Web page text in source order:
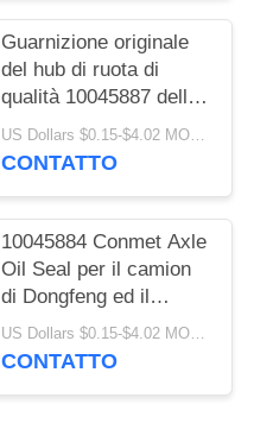
Guarnizione originale
del hub di ruota di
qualità 10045887 della
fabbrica per la
guarnizione dell'asse
US Dollars $0.15-$4.02 MOQ:20 pezzi
CONTATTO
10045884 Conmet Axle
Oil Seal per il camion
di Dongfeng ed il
camion
133.36x187.5x24 di
US Dollars $0.15-$4.02 MOQ:20 pezzi
CONTATTO